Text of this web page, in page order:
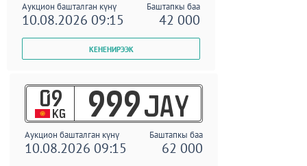
Аукцион башталган күнү Баштапкы баа
10.08.2026 09:15 42 000
09
KG 999 JAY
Аукцион башталган күнү Баштапкы баа
10.08.2026 09:15 62 000